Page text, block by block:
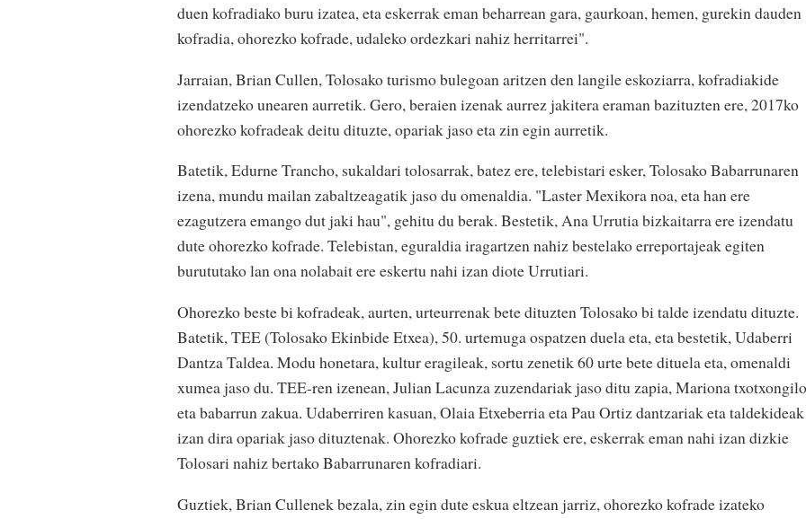
duen kofradiako buru izatea, eta eskerrak eman beharrean gara, gaurkoan, hemen, gurekin dauden
kofradia, ohorezko kofrade, udaleko ordezkari nahiz herritarrei".
Jarraian, Brian Cullen, Tolosako turismo bulegoan aritzen den langile eskoziarra, kofradiakide
izendatzeko unearen aurretik. Gero, beraien izenak aurrez jakitera eraman bazituzten ere, 2017ko
ohorezko kofradeak deitu dituzte, opariak jaso eta zin egin aurretik.
Batetik, Edurne Trancho, sukaldari tolosarrak, batez ere, telebistari esker, Tolosako Babarrunaren
izena, mundu mailan zabaltzeagatik jaso du omenaldia. "Laster Mexikora noa, eta han ere
ezagutzera emango dut jaki hau", gehitu du berak. Bestetik, Ana Urrutia bizkaitarra ere izendatu
dute ohorezko kofrade. Telebistan, eguraldia iragartzen nahiz bestelako erreportajeak egiten
burututako lan ona nolabait ere eskertu nahi izan diote Urrutiari.
Ohorezko beste bi kofradeak, aurten, urteurrenak bete dituzten Tolosako bi talde izendatu dituzte.
Batetik, TEE (Tolosako Ekinbide Etxea), 50. urtemuga ospatzen duela eta, eta bestetik, Udaberri
Dantza Taldea. Modu honetara, kultur eragileak, sortu zenetik 60 urte bete dituela eta, omenaldi
xumea jaso du. TEE-ren izenean, Julian Lacunza zuzendariak jaso ditu zapia, Mariona
eta babarrun zakua. Udaberriren kasuan, Olaia Etxeberria eta Pau Ortiz dantzariak eta taldekideak
izan dira opariak jaso dituztenak. Ohorezko kofrade guztiek ere, eskerrak eman nahi izan dizkie
Tolosari nahiz bertako Babarrunaren kofradiari.
Guztiek, Brian Cullenek bezala, zin egin dute eskua eltzean jarriz, ohorezko kofrade izateko